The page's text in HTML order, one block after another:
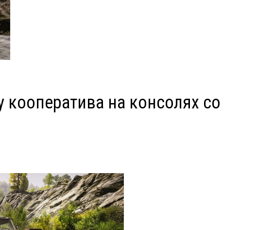
кооператива на консолях со